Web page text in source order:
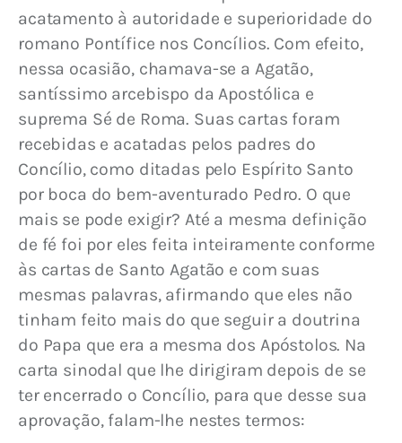
acatamento à autoridade e superioridade do
romano Pontífice nos Concílios. Com efeito,
nessa ocasião, chamava-se a Agatão,
santíssimo arcebispo da Apostólica e
suprema Sé de Roma. Suas cartas foram
recebidas e acatadas pelos padres do
Concílio, como ditadas pelo Espírito Santo
por boca do bem-aventurado Pedro. O que
mais se pode exigir? Até a mesma definição
de fé foi por eles feita inteiramente conforme
às cartas de Santo Agatão e com suas
mesmas palavras, afirmando que eles não
tinham feito mais do que seguir a doutrina
do Papa que era a mesma dos Apóstolos. Na
carta sinodal que lhe dirigiram depois de se
ter encerrado o Concílio, para que desse sua
aprovação, falam-lhe nestes termos: